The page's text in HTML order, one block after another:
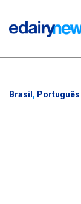
Brasil , Português